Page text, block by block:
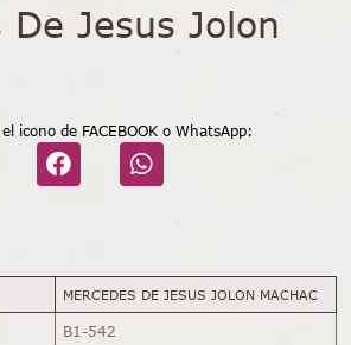
De Jesus Jolon
icono de FACEBOOK o WhatsApp:
MERCEDES DE JESUS JOLON MACHAC
B1-542